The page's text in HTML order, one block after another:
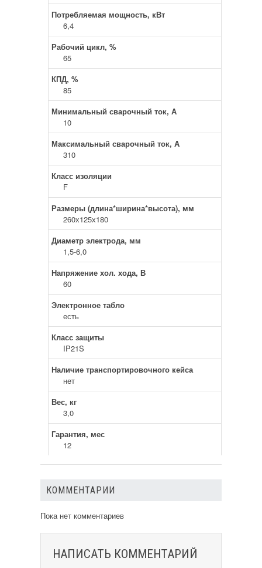
Потребляемая мощность, кВт
6,4
Рабочий цикл, %
65
КПД, %
85
Минимальный сварочный ток, А
10
Максимальный сварочный ток, А
310
Класс изоляции
F
Размеры (длина*ширина*высота), мм
260х125х180
Диаметр электрода, мм
1,5-6,0
Напряжение хол. хода, В
60
Электронное табло
есть
Класс защиты
IP21S
Наличие транспортировочного кейса
нет
Вес, кг
3,0
Гарантия, мес
12
КОММЕНТАРИИ
Пока нет комментариев
НАПИСАТЬ КОММЕНТАРИЙ